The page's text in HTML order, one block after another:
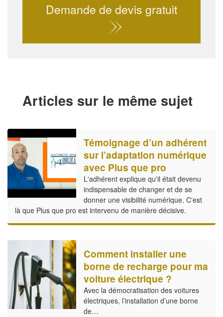
Demande de devis gratuit
Articles sur le même sujet
Témoignage d’un adhérent
sur l’adaptation numérique
avec Plus que pro
L'adhérent explique qu'il était devenu
indispensable de changer et de se
donner une visibilité numérique. C'est
là que Plus que pro est intervenu de manière décisive.
Comment installer une
borne de recharge pour ma
voiture électrique ?
Avec la démocratisation des voitures
électriques, l’installation d’une borne
de…